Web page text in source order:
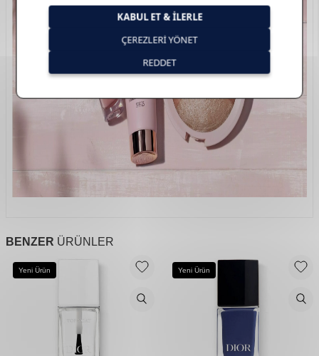
BENZER ÜRÜNLER
Yeni Ürün Yeni Ürün